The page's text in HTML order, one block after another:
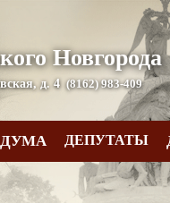
Новгорода
д. 4 (8162) 983-409
ДУМА ДЕПУТАТЫ